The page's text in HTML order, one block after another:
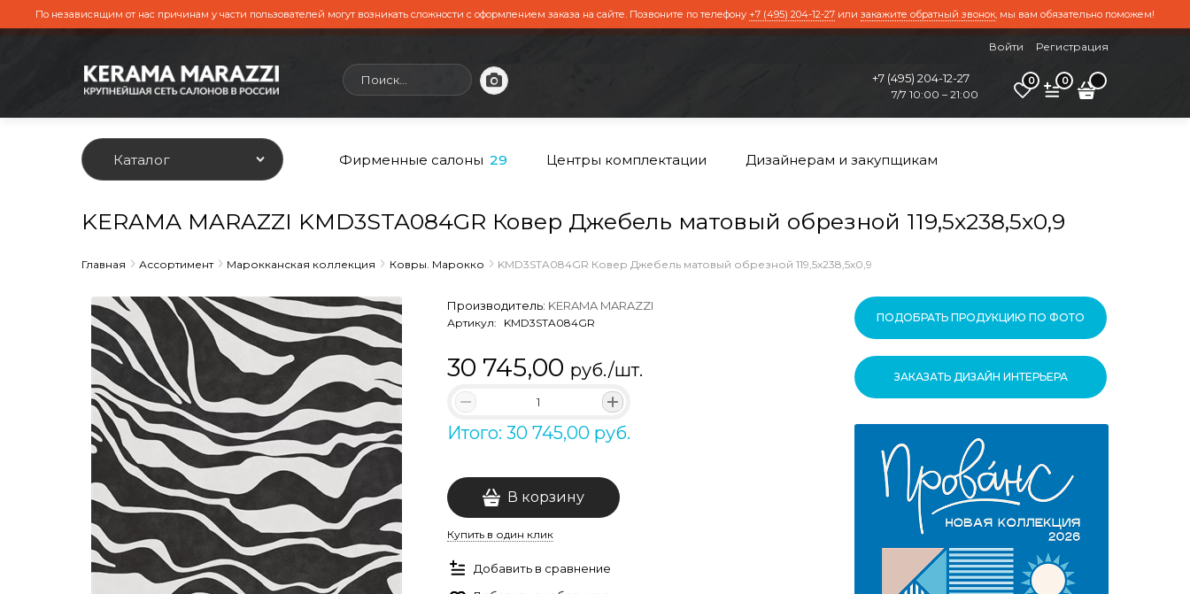
По независящим от нас причинам у части пользователей могут возникать сложности с оформлением заказа на сайте. Позвоните по телефону +7 (495) 204-12-27 или закажите обратный звонок, мы вам обязательно поможем!
Войти Регистрация
+7 (495) 204-12-27
7/7 10:00 – 21:00
0 0
Каталог Фирменные салоны 29 Центры комплектации Дизайнерам и закупщикам
KERAMA MARAZZI KMD3STA084GR Ковер Джебель матовый обрезной 119,5x238,5x0,9
Главная Ассортимент Марокканская коллекция Ковры. Марокко KMD3STA084GR Ковер Джебель матовый обрезной 119,5x238,5x0,9
Производитель: KERAMA MARAZZI
Артикул: KMD3STA084GR
30 745,00 руб./шт.
Итого: 30 745,00 руб.
В корзину
Купить в один клик
Добавить в сравнение
ПОДОБРАТЬ ПРОДУКЦИЮ ПО ФОТО
ЗАКАЗАТЬ ДИЗАЙН ИНТЕРЬЕРА